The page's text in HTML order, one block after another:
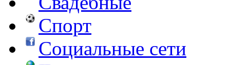
Спорт
Социальные сети